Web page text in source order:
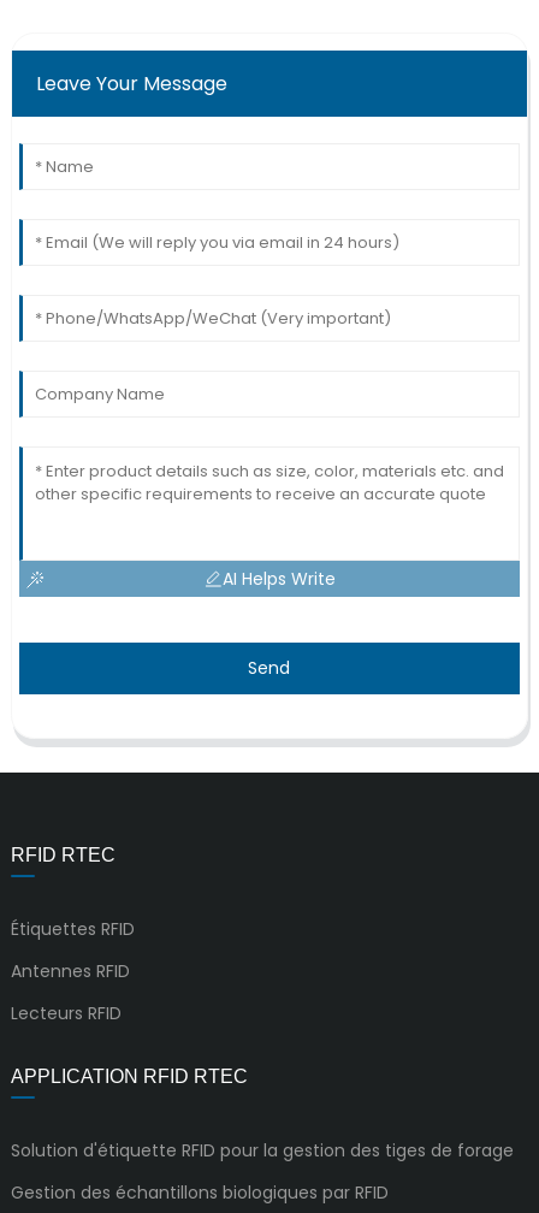
Leave Your Message
AI Helps Write
Send
RFID RTEC
Étiquettes RFID
Antennes RFID
Lecteurs RFID
APPLICATION RFID RTEC
Solution d'étiquette RFID pour la gestion des tiges de forage
Gestion des échantillons biologiques par RFID